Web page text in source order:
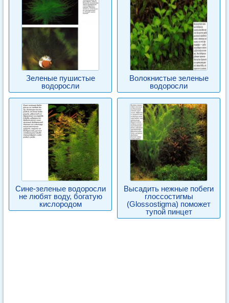
Зеленые пушистые
водоросли
Волокнистые зеленые
водоросли
Сине-зеленые водоросли
не любят воду, богатую
кислородом
Высадить нежные побеги
глоссостигмы
(Glossostigma) поможет
тупой пинцет